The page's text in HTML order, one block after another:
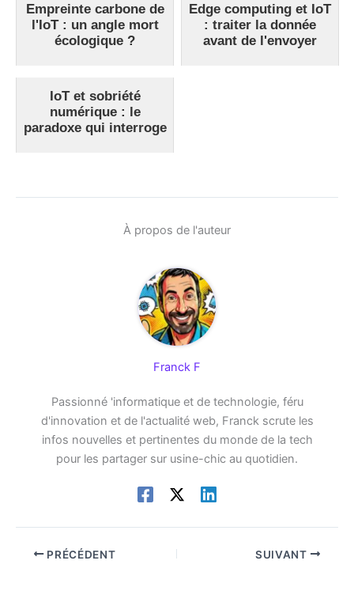
Empreinte carbone de
l'IoT : un angle mort
écologique ?
Edge computing et IoT
: traiter la donnée
avant de l'envoyer
IoT et sobriété
numérique : le
paradoxe qui interroge
À propos de l'auteur
Franck F
Passionné 'informatique et de technologie, féru
d'innovation et de l'actualité web, Franck scrute les
infos nouvelles et pertinentes du monde de la tech
pour les partager sur usine-chic au quotidien.
PRÉCÉDENT SUIVANT